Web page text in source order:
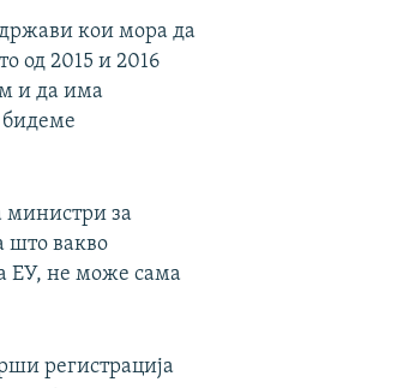
кои мора да
од 2015 и 2016
и да има
бидеме
министри за
што вакво
ЕУ, не може сама
регистрација